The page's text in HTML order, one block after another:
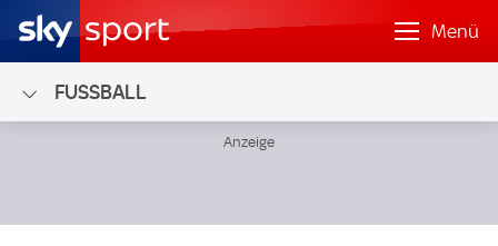
Menü
FUSSBALL